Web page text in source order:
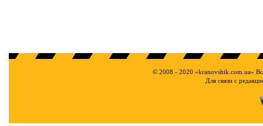
© 2008 - 2020 «kranovshik.com.ua»
Для связи с